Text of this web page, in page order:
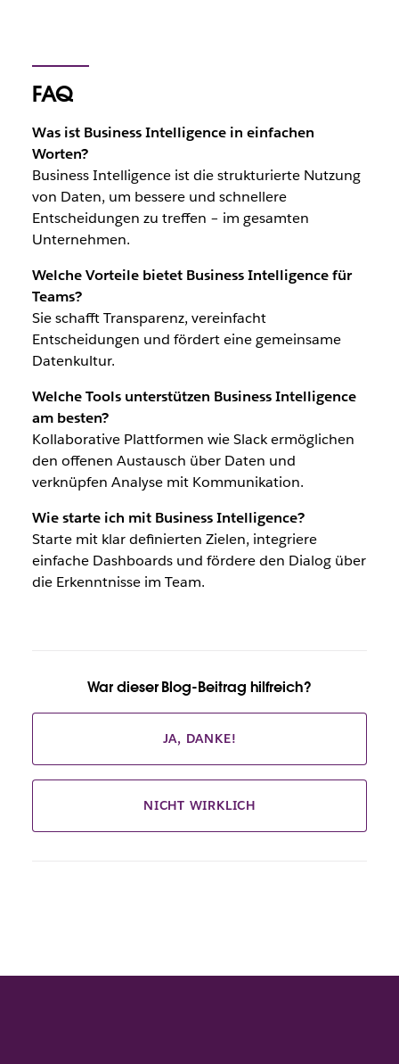
FAQ
Was ist Business Intelligence in einfachen
Worten?
Business Intelligence ist die strukturierte Nutzung
von Daten, um bessere und schnellere
Entscheidungen zu treffen – im gesamten
Unternehmen.
Welche Vorteile bietet Business Intelligence für
Teams?
Sie schafft Transparenz, vereinfacht
Entscheidungen und fördert eine gemeinsame
Datenkultur.
Welche Tools unterstützen Business Intelligence
am besten?
Kollaborative Plattformen wie Slack ermöglichen
den offenen Austausch über Daten und
verknüpfen Analyse mit Kommunikation.
Wie starte ich mit Business Intelligence?
Starte mit klar definierten Zielen, integriere
einfache Dashboards und fördere den Dialog über
die Erkenntnisse im Team.
War dieser Blog-Beitrag hilfreich?
JA, DANKE!
NICHT WIRKLICH